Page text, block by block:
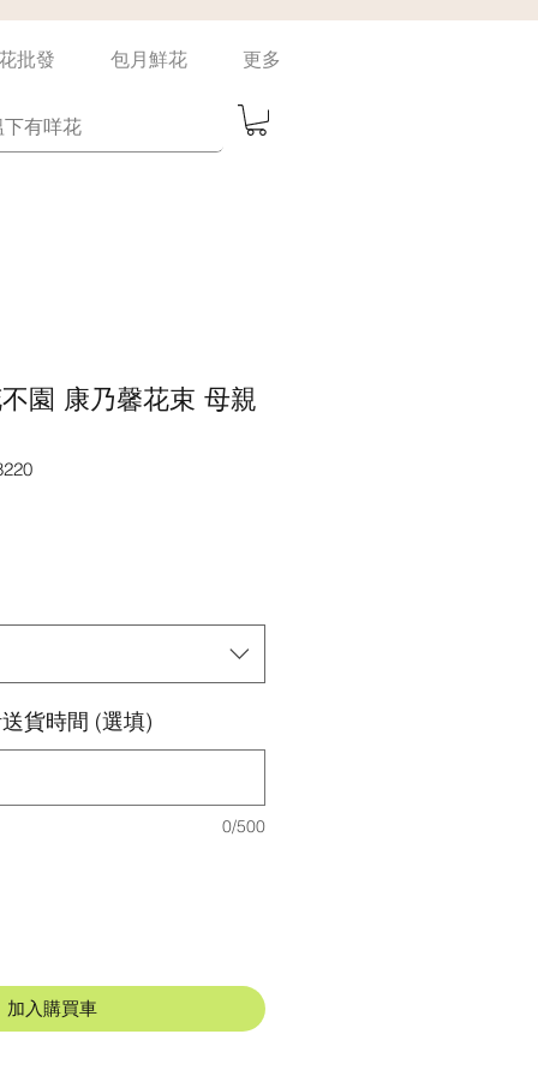
批發 包月鮮花 更多
園 康乃馨花束 母親
貨時間 (選填)
0/500
加入購買車